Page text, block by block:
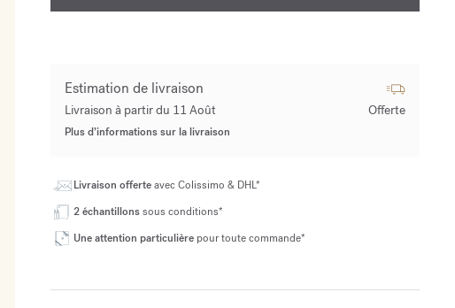
Estimation de livraison
Livraison à partir du 11 Août Offerte
Plus d’informations sur la livraison
Livraison offerteavec Colissimo & DHL*
2 échantillonssous conditions*
Une attention particulière pour toute commande*